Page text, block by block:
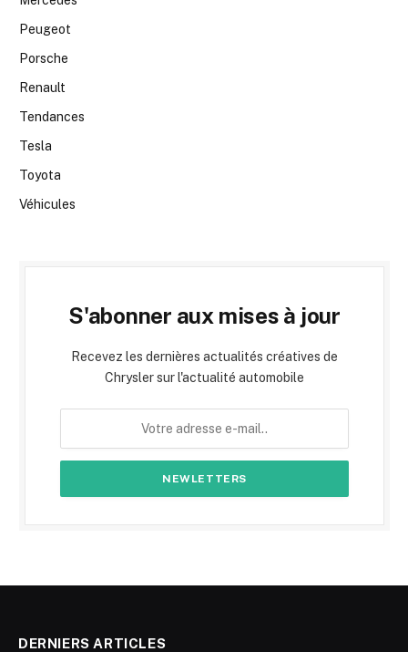
Peugeot
Porsche
Renault
Tendances
Tesla
Toyota
Véhicules
S'abonner aux mises à jour
Recevez les dernières actualités créatives de
Chrysler sur l'actualité automobile
DERNIERS ARTICLES